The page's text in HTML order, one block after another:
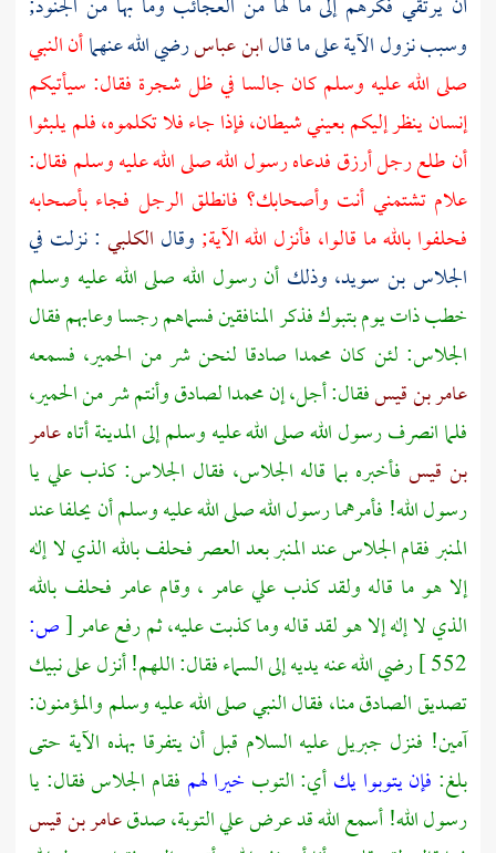
وسبب نزول الآية على ما قالابن عباسرضي الله عنهماأن النبي
صلى الله عليه وسلم كان جالسا في ظل شجرة فقال: سيأتيكم
إنسان ينظر إليكم بعيني شيطان، فإذا جاء فلا تكلموه، فلم يلبثوا
أن طلع رجل أرزق فدعاه رسول الله صلى الله عليه وسلم فقال:
علام تشتمني أنت وأصحابك؟ فانطلق الرجل فجاء بأصحابه
فحلفوا بالله ما قالوا، فأنزل الله الآية; وقال الكلبي : نزلت في
الجلاس بن سويد، وذلك أن رسول الله صلى الله عليه وسلم
خطب ذات يومبتبوكفذكر المنافقين فسماهم رجسا وعابهم فقال
الجلاس: لئن كان محمدا صادقا لنحن شر من الحمير، فسمعه
عامر بن قيسفقال: أجل، إنمحمدالصادق وأنتم شر من الحمير،
فلما انصرف رسول الله صلى الله عليه وسلم إلىالمدينةأتاهعامر
بن قيس فأخبره بما قاله الجلاس، فقال الجلاس:كذب علي يا
رسول الله! فأمرهما رسول الله صلى الله عليه وسلم أن يحلفا عند
المنبر فقامالجلاسعند المنبر بعد العصر فحلف بالله الذي لا إله
إلا هو ما قاله ولقد كذب عليعامر ، وقامعامر فحلف بالله
الذي لا إله إلا هو لقد قاله وما كذبت عليه، ثم رفععامر[ص:
552 ] رضي الله عنه يديه إلى السماء فقال: اللهم! أنزل على نبيك
تصديق الصادق منا، فقال النبي صلى الله عليه وسلم والمؤمنون:
آمين! فنزل جبريلعليه السلام قبل أن يتفرقا بهذه الآية حتى
بلغ: فإن يتوبوا يكأي: التوب خيرا لهم فقام الجلاسفقال: يا
رسول الله! أسمع الله قد عرض علي التوبة، صدقعامر بن قيس